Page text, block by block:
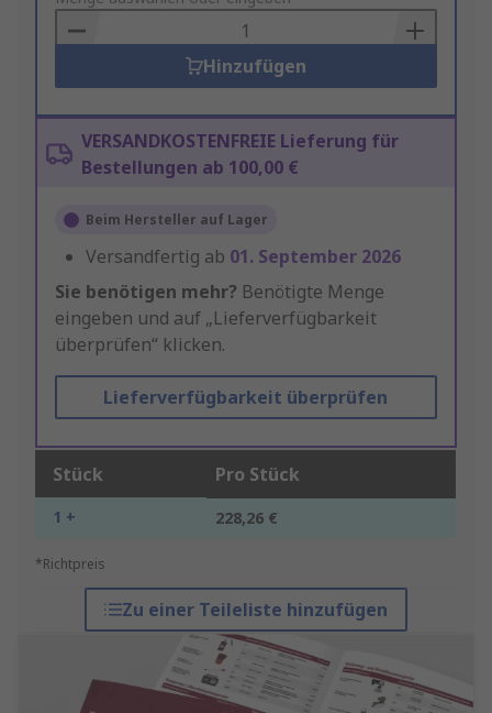
Basket
Hinzufügen
VERSANDKOSTENFREIE Lieferung für
Bestellungen ab 100,00 €
Beim Hersteller auf Lager
Versandfertig ab 01. September 2026
Sie benötigen mehr? Benötigte Menge
eingeben und auf „Lieferverfügbarkeit
überprüfen“ klicken.
Lieferverfügbarkeit überprüfen
Stück Pro Stück
1 + 228,26 €
*Richtpreis
Zu einer Teileliste hinzufügen